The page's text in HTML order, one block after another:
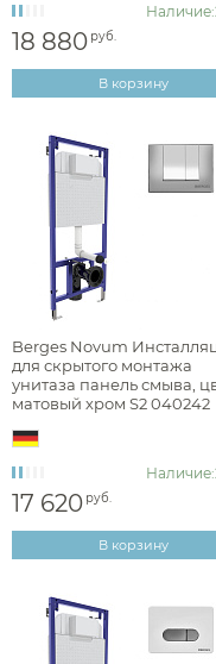
Высота, см
Метод крепления
Наличие:
18 880 руб.
В корзину
Berges Novum
для скрытого монтажа
унитаза панель смыва,
матовый хром S2 040242
Наличие:
17 620 руб.
В корзину